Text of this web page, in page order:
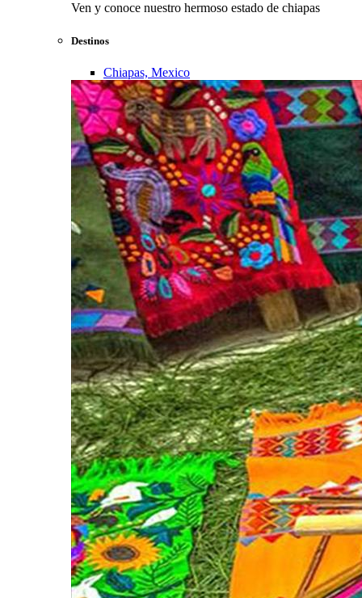
Ven y conoce nuestro hermoso estado de chiapas
Destinos
Chiapas, Mexico